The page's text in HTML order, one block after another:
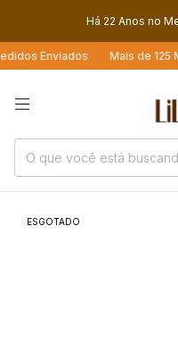
Há 22 Anos no
Enviados Mais de 125
ESGOTADO